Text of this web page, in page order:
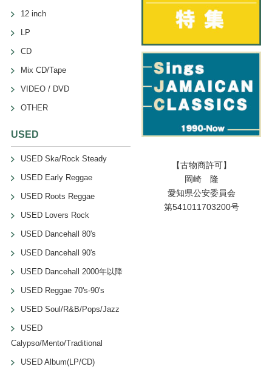
12 inch
LP
CD
Mix CD/Tape
VIDEO / DVD
OTHER
USED
USED Ska/Rock Steady
USED Early Reggae
USED Roots Reggae
USED Lovers Rock
USED Dancehall 80's
USED Dancehall 90's
USED Dancehall 2000年以降
USED Reggae 70's-90's
USED Soul/R&B/Pops/Jazz
USED
Calypso/Mento/Traditional
USED Album(LP/CD)
【古物商許可】
岡崎 隆
愛知県公安委員会
第541011703200号